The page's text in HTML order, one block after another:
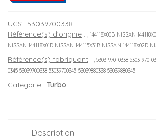
UGS : 53039700338
Référence(s) d'origine : , 144118X00B NISSAN
NISSAN 144118X01D NISSAN 144115X31B NISSAN 144118X02D
Référence(s) fabriquant : , 5303-970-0338 5303-970-
0345 53039700338 53039700345 53039880338 53039880345
Catégorie : Turbo
Description